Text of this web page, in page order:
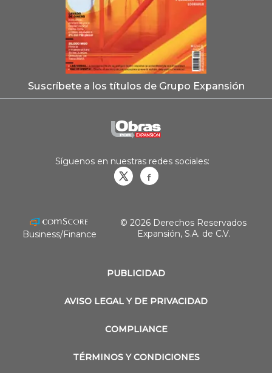
Suscríbete a los títulos de Grupo Expansión
PUBLICIDAD
AVISO LEGAL Y DE PRIVACIDAD
COMPLIANCE
TÉRMINOS Y CONDICIONES
Síguenos en nuestras redes sociales:
Business/Finance
© 2026 Derechos Reservados
Expansión, S.A. de C.V.